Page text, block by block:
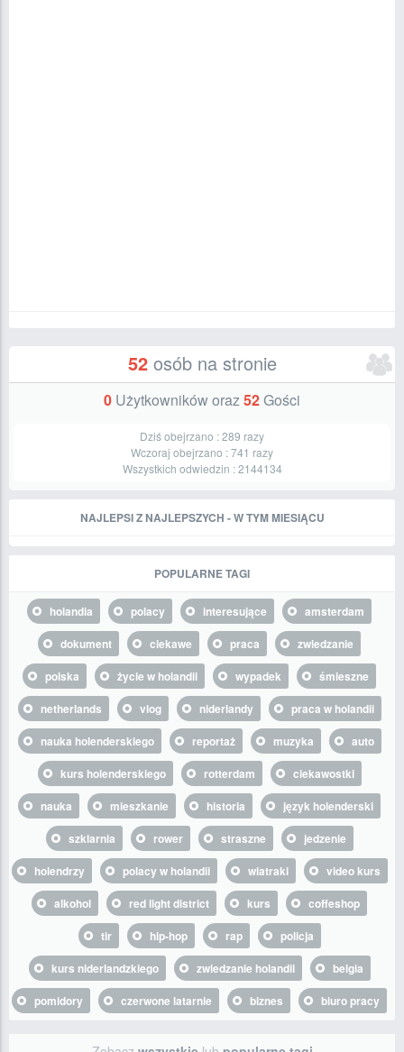
52osób na stronie
0 Użytkowników oraz52Gości
Dziś obejrzano :289 razy
Wczoraj obejrzano :741 razy
Wszystkich odwiedzin :2144134
NAJLEPSI Z NAJLEPSZYCH - W TYM MIESIĄCU
POPULARNE TAGI
holandia polacy interesujące
amsterdam
dokument
ciekawe praca
zwiedzanie
polska
życie w holandii wypadek
śmieszne
netherlands
vlog niderlandy
praca w holandii
nauka holenderskiego
reportaż muzyka
auto
kurs holenderskiego
rotterdam
ciekawostki
nauka
mieszkanie historia
język holenderski
szklarnia
rower straszne
jedzenie
holendrzy
polacy w holandii wiatraki
video kurs
alkohol
red light district kurs
coffeshop
tir
hip-hop rap
policja
kurs niderlandzkiego
zwiedzanie holandii
belgia
pomidory
czerwone latarnie biznes biuro pracy